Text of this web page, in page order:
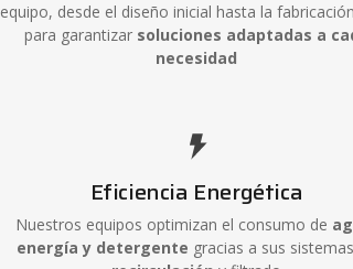
equipo, desde el diseño inicial hasta la
para garantizar soluciones adaptadas a
necesidad
Eficiencia Energética
Nuestros equipos optimizan el consumo de
energía y detergente gracias a sus